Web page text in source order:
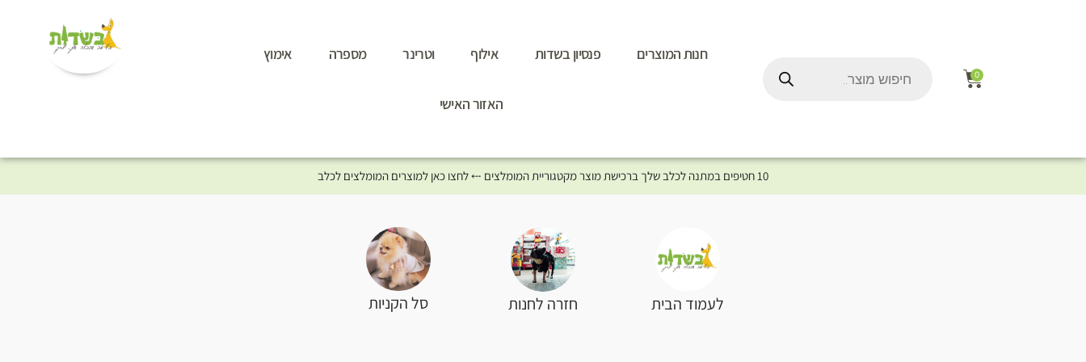
0
חנות המוצרים פנסיון בשדות אילוף וטרינר מספרה אימוץ
האזור האישי
10 חטיפים במתנה לכלב שלך ברכישת מוצר מקטגוריית המומלצים ⤎ לחצו כאן למוצרים המומלצים לכלב
לעמוד הבית חזרה לחנות סל הקניות